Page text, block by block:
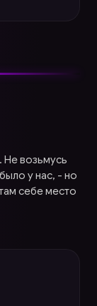
возьмусь
у нас, - но
себе место